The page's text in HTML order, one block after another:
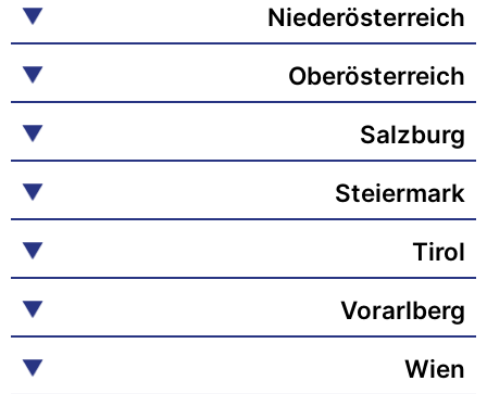
Niederösterreich
Oberösterreich
Salzburg
Steiermark
Tirol
Vorarlberg
Wien